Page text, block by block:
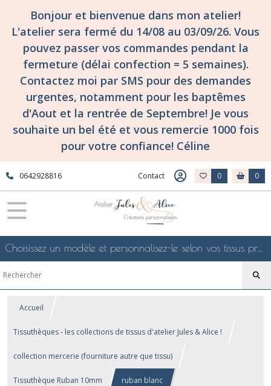
Bonjour et bienvenue dans mon atelier!
L'atelier sera fermé du 14/08 au 03/09/26. Vous
pouvez passer vos commandes pendant la
fermeture (délai confection = 5 semaines).
Contactez moi par SMS pour des demandes
urgentes, notamment pour les baptêmes
d'Aout et la rentrée de Septembre! Je vous
souhaite un bel été et vous remercie 1000 fois
pour votre confiance! Céline
0642928816 Contact 0 0
Choisissez un modèle et personnalisez-le selon vos tissus préférés de mes collections en ligne, je le confectionnerai selon vos souhaits
Accueil
Tissuthèques - les collections de tissus d'atelier Jules & Alice !
collection mercerie (fourniture autre que tissu)
Tissuthèque Ruban 10mm ruban blanc